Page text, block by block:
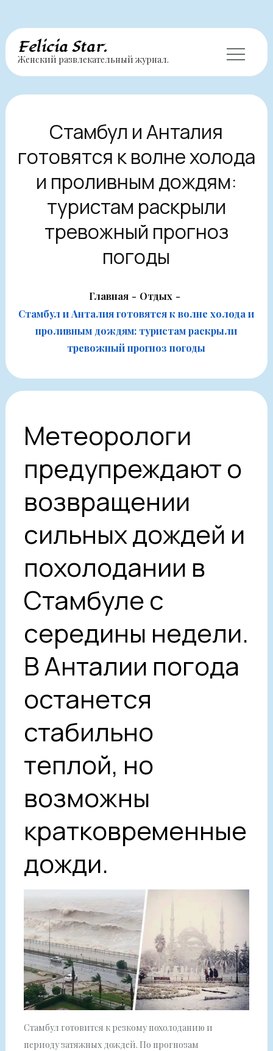
Перейти
содержимому
Felicia Star.
Женский развлекательный журнал.
Стамбул и Анталия
готовятся к волне холода
и проливным дождям:
туристам раскрыли
тревожный прогноз
погоды
Главная
Отдых
Стамбул и Анталия готовятся к волне холода и
проливным дождям: туристам раскрыли
тревожный прогноз погоды
Метеорологи
предупреждают о
возвращении
сильных дождей и
похолодании в
Стамбуле с
середины недели.
В Анталии погода
останется
стабильно
теплой, но
возможны
кратковременные
дожди.
Стамбул готовится к резкому похолоданию и
периоду затяжных дождей. По прогнозам